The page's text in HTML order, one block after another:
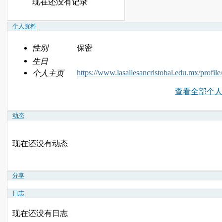
个人资料
性别
保密
生日
个人主页
https://www.lasallesancristobal.edu.mx/
查看全部个
动态
现在还没有动态
分享
日志
现在还没有日志